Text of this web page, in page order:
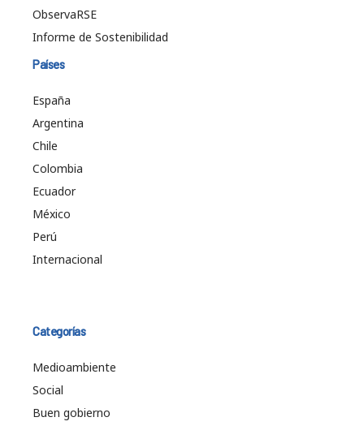
ObservaRSE
Informe de Sostenibilidad
Países
España
Argentina
Chile
Colombia
Ecuador
México
Perú
Internacional
Categorías
Medioambiente
Social
Buen gobierno